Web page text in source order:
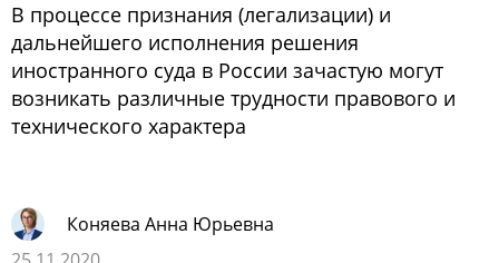
В процессе признания (легализации) и
дальнейшего исполнения решения
иностранного суда в России зачастую могут
возникать различные трудности правового и
технического характера
Коняева Анна Юрьевна